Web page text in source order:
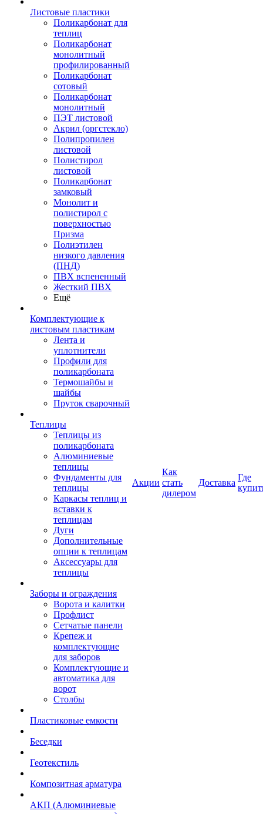
Листовые пластики
Поликарбонат для
теплиц
Поликарбонат
монолитный
профилированный
Поликарбонат
сотовый
Поликарбонат
монолитный
ПЭТ листовой
Акрил (оргстекло)
Полипропилен
листовой
Полистирол
листовой
Поликарбонат
замковый
Монолит и
полистирол с
поверхностью
Призма
Полиэтилен
низкого давления
(ПНД)
ПВХ вспененный
Жесткий ПВХ
Ещё
Комплектующие к
листовым пластикам
Лента и
уплотнители
Профили для
поликарбоната
Термошайбы и
шайбы
Пруток сварочный
Теплицы
Теплицы из
поликарбоната
Алюминиевые
теплицы
Фундаменты для
теплицы
Каркасы теплиц и
вставки к
теплицам
Дуги
Дополнительные
опции к теплицам
Аксессуары для
теплицы
Заборы и ограждения
Ворота и калитки
Профлист
Сетчатые панели
Крепеж и
комплектующие
для заборов
Комплектующие и
автоматика для
ворот
Столбы
Пластиковые емкости
Беседки
Геотекстиль
Композитная арматура
АКП (Алюминиевые
Акции
Как
стать
дилером
Доставка
Где